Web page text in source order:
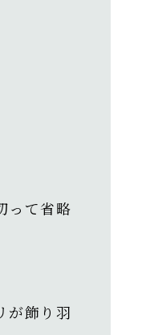
って省略
が飾り羽